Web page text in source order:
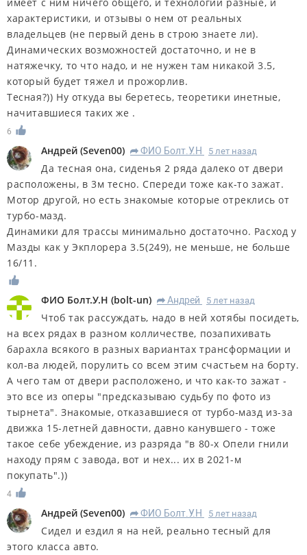
характеристики, и отзывы о нем от реальных
владельцев (не первый день в строю знаете ли).
Динамических возможностей достаточно, и не в
натяжечку, то что надо, и не нужен там никакой 3.5,
который будет тяжел и прожорлив.
Тесная?)) Ну откуда вы беретесь, теоретики инетные,
начитавшиеся таких же .
6
Андрей (Seven00) R ФИО Болт.У.Н 5 лет назад
Да тесная она, сиденья 2 ряда далеко от двери
расположены, в 3м тесно. Спереди тоже как-то зажат.
Мотор другой, но есть знакомые которые отреклись от
турбо-мазд.
Динамики для трассы минимально достаточно. Расход у
Мазды как у Экплорера 3.5(249), не меньше, не больше
16/11.
ФИО Болт.У.Н (bolt-un) R Андрей 5 лет назад
Чтоб так рассуждать, надо в ней хотябы посидеть,
на всех рядах в разном колличестве, позапихивать
барахла всякого в разных вариантах трансформации и
кол-ва людей, порулить со всем этим счастьем на борту.
А чего там от двери расположено, и что как-то зажат -
это все из оперы "предсказываю судьбу по фото из
тырнета". Знакомые, отказавшиеся от турбо-мазд из-за
движка 15-летней давности, давно канувшего - тоже
такое себе убеждение, из разряда "в 80-х Опели гнили
находу прям с завода, вот и нех... их в 2021-м
покупать".))
4
Андрей (Seven00) R ФИО Болт.У.Н 5 лет назад
Сидел и ездил я на ней, реально тесный для
этого класса авто.